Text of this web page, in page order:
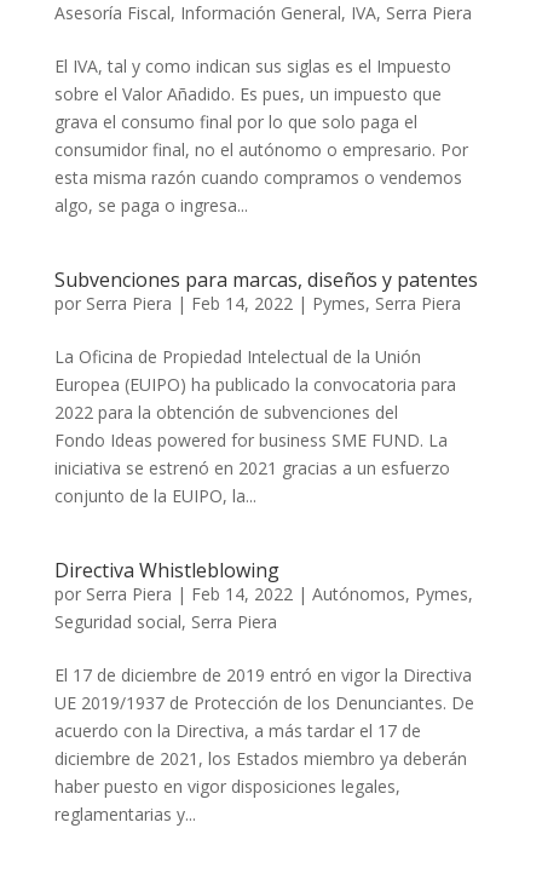
Asesoría Fiscal, Información General, IVA, Serra Piera
El IVA, tal y como indican sus siglas es el Impuesto
sobre el Valor Añadido. Es pues, un impuesto que
grava el consumo final por lo que solo paga el
consumidor final, no el autónomo o empresario. Por
esta misma razón cuando compramos o vendemos
algo, se paga o ingresa...
Subvenciones para marcas, diseños y patentes
por Serra Piera | Feb 14, 2022| Pymes, Serra Piera
La Oficina de Propiedad Intelectual de la Unión
Europea (EUIPO) ha publicado la convocatoria para
2022 para la obtención de subvenciones del
Fondo Ideas powered for business SME FUND. La
iniciativa se estrenó en 2021 gracias a un esfuerzo
conjunto de la EUIPO, la...
Directiva Whistleblowing
por Serra Piera | Feb 14, 2022| Autónomos, Pymes,
Seguridad social, Serra Piera
El 17 de diciembre de 2019 entró en vigor la Directiva
UE 2019/1937 de Protección de los Denunciantes. De
acuerdo con la Directiva, a más tardar el 17 de
diciembre de 2021, los Estados miembro ya deberán
haber puesto en vigor disposiciones legales,
reglamentarias y...